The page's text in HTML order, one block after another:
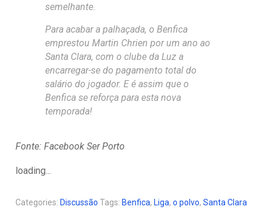
semelhante.
Para acabar a palhaçada, o Benfica
emprestou Martin Chrien por um ano ao
Santa Clara, com o clube da Luz a
encarregar-se do pagamento total do
salário do jogador. E é assim que o
Benfica se reforça para esta nova
temporada!
Fonte: Facebook Ser Porto
loading...
Categories: Discussão Tags: Benfica, Liga,o polvo,Santa Clara